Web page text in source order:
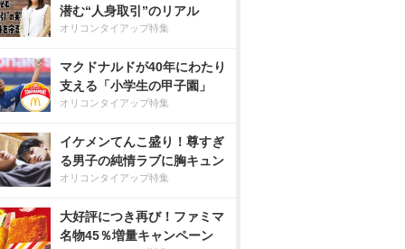
潜む“人身取引”のリアル
オリコンタイアップ特集
マクドナルドが40年にわたり
支える「小学生の甲子園」
オリコンタイアップ特集
イケメンてんこ盛り！尊すぎ
る男子の純情ラブに胸キュン
オリコンタイアップ特集
大好評につき再び！ファミマ
名物45％増量キャンペーン